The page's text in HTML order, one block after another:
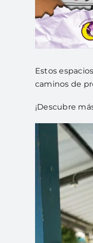
Estos
caminos de
¡Descubre